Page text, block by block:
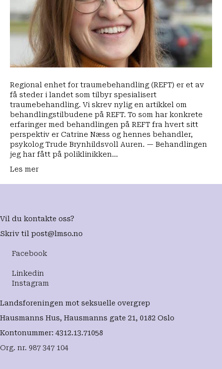
gikk
fra
å
være
ufør
til
med
jobb
Regional enhet for traumebehandling (REFT) er et av
få steder i landet som tilbyr spesialisert
traumebehandling. Vi skrev nylig en artikkel om
behandlingstilbudene på REFT. To som har konkrete
erfaringer med behandlingen på REFT fra hvert sitt
perspektiv er Catrine Næss og hennes behandler,
psykolog Trude Brynhildsvoll Auren. — Behandlingen
jeg har fått på poliklinikken…
Les mer
Vil du kontakte oss?
Skriv til post@lmso.no
Facebook
Linkedin
Instagram
Landsforeningen mot seksuelle overgrep
Hausmanns Hus, Hausmanns gate 21, 0182 Oslo
Kontonummer: 4312.13.71058
Org. nr. 987 347 104